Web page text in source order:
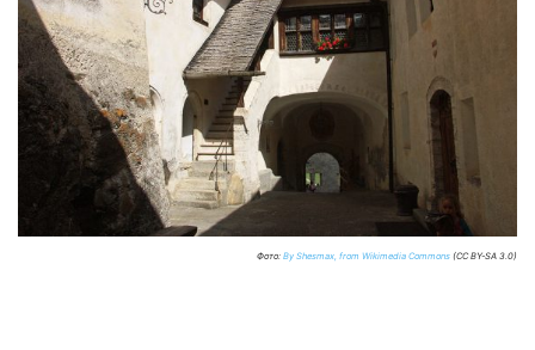
Фото: By Shesmax, from Wikimedia Commons (CC BY-SA 3.0)